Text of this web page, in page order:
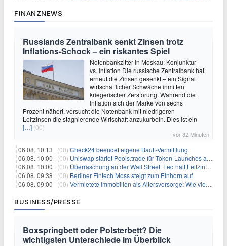
FINANZNEWS
Russlands Zentralbank senkt Zinsen trotz
Inflations-Schock – ein riskantes Spiel
Notenbankzitter in Moskau: Konjunktur
vs. Inflation Die russische Zentralbank hat
erneut die Zinsen gesenkt – ein Signal
wirtschaftlicher Schwäche inmitten
kriegerischer Zerstörung. Während die
Inflation sich der Marke von sechs
Prozent nähert, versucht die Notenbank mit niedrigeren
Leitzinsen die stagnierende Wirtschaft anzukurbeln. Dies ist ein
[…] (00)
vor 32 Minuten
06.08. 10:13 | (00) Check24 beendet eigene Baufi-Vermittlung
06.08. 10:00 | (00) Uniswap startet Pools.trade für Token-Launches auf Robinhood Chain
06.08. 10:00 | (00) Überraschung an der Wall Street: Fed hält Leitzins fest – aber Warsh sendet klares Signal
06.08. 09:38 | (00) Berliner Fintech Moss steigt zum Einhorn auf
06.08. 09:00 | (00) Vermietete Immobilien als Altersvorsorge: Wie viel Rendite Vermieter wirklich verdienen
BUSINESS/PRESSE
Boxspringbett oder Polsterbett? Die
wichtigsten Unterschiede im Überblick